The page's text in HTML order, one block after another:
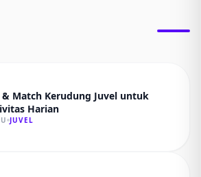
& Match Kerudung Juvel untuk
Harian
JUVEL